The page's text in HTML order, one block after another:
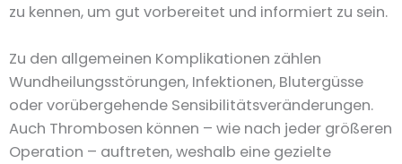
zu kennen, um gut vorbereitet und informiert zu sein.
Zu den allgemeinen Komplikationen zählen
Wundheilungsstörungen, Infektionen, Blutergüsse
oder vorübergehende Sensibilitätsveränderungen.
Auch Thrombosen können – wie nach jeder größeren
Operation – auftreten, weshalb eine gezielte